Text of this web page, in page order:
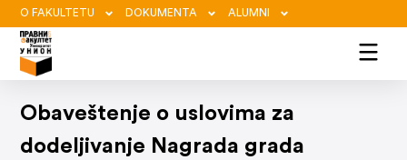
O FAKULTETU DOKUMENTA ALUMNI
Obaveštenje o uslovima za
dodeljivanje Nagrada grada